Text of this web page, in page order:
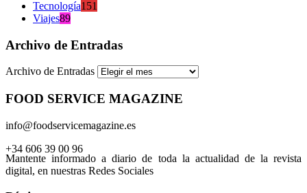
Tecnología151
Viajes89
Archivo de Entradas
Archivo de Entradas
FOOD SERVICE MAGAZINE
info@foodservicemagazine.es
+34 606 39 00 96
Mantente informado a diario de toda la actualidad de la revista
digital, en nuestras Redes Sociales